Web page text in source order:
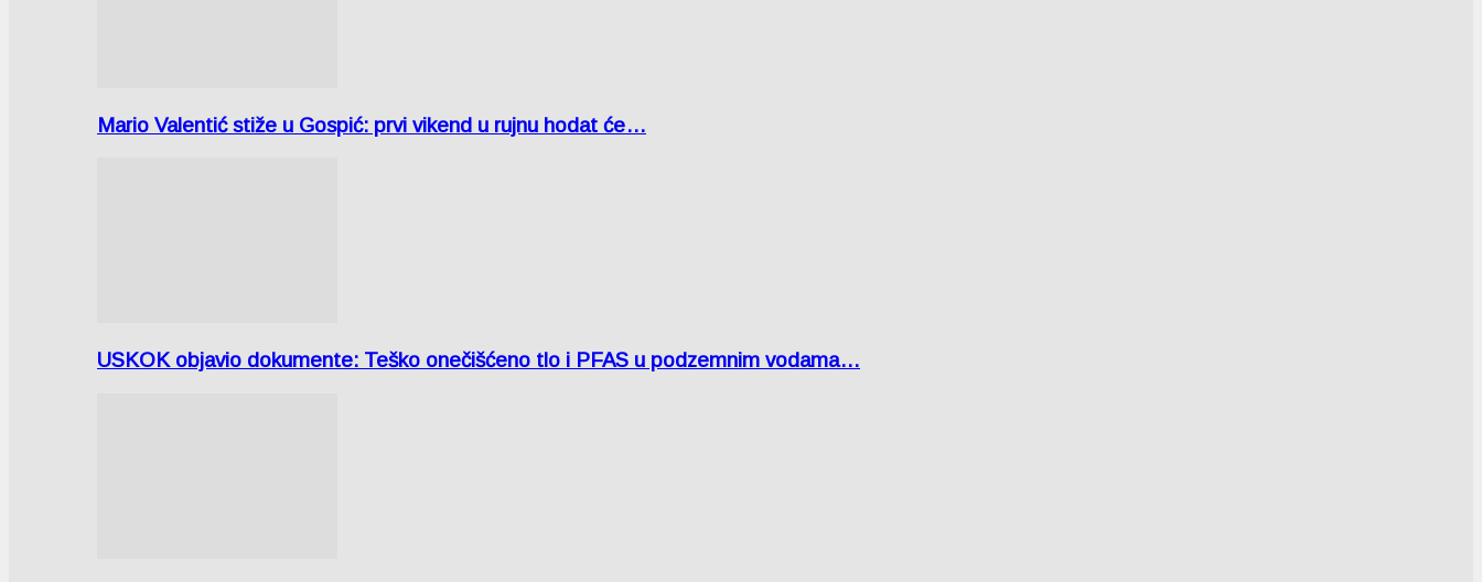
Mario Valentić stiže u Gospić: prvi vikend u rujnu hodat će…
USKOK objavio dokumente: Teško onečišćeno tlo i PFAS u podzemnim vodama…